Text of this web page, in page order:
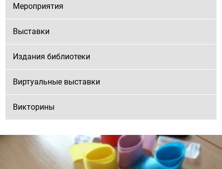
Мероприятия
Выставки
Издания библиотеки
Виртуальные выставки
Викторины